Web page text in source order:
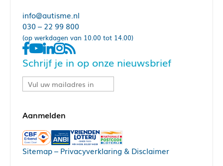
info@autisme.nl
030 – 22 99 800
(op werkdagen van 10.00 tot 14.00)
Schrijf je in op onze nieuwsbrief
Sitemap– Privacyverklaring & Disclaimer